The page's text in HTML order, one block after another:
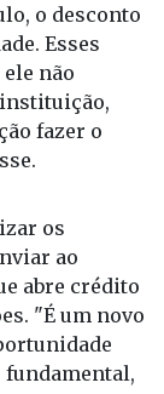
o desconto
Esses
não
instituição,
fazer o
os
ao
abre crédito
"É um novo